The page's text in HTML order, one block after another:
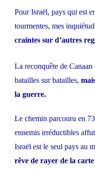
Pour Israël, pays qui est
tourmentes, mes
craintes sur d’autres
La reconquête de
batailles sur batailles,
la guerre.
Le chemin parcouru en
ennemis irréductibles
Israël est le seul pays au
rêve de rayer de la